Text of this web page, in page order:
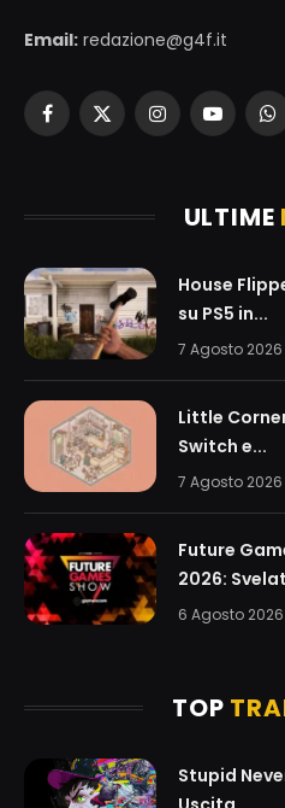
Email: redazione@g4f.it
Facebook
X
Instagram
ULTIME
House
su PS5 in...
7 Agosto 2026
Little
Switch e...
7 Agosto 2026
Future
2026:
6 Agosto 2026
TOP
Stupid